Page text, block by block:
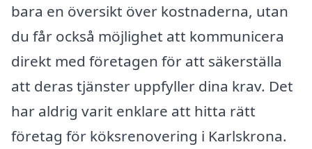
bara en översikt över kostnaderna, utan
du får också möjlighet att kommunicera
direkt med företagen för att säkerställa
att deras tjänster uppfyller dina krav. Det
har aldrig varit enklare att hitta rätt
företag för köksrenovering i Karlskrona.